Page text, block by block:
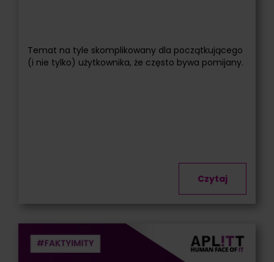
Temat na tyle skomplikowany dla początkującego
(i nie tylko) użytkownika, że często bywa pomijany.
Czytaj